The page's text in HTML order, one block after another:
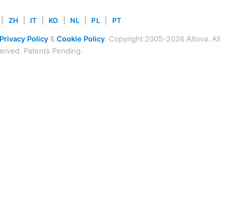
ZH IT KO NL PL PT
Privacy Policy& Cookie Policy. Copyright 2005-2026 Altova. All
Patents Pending.